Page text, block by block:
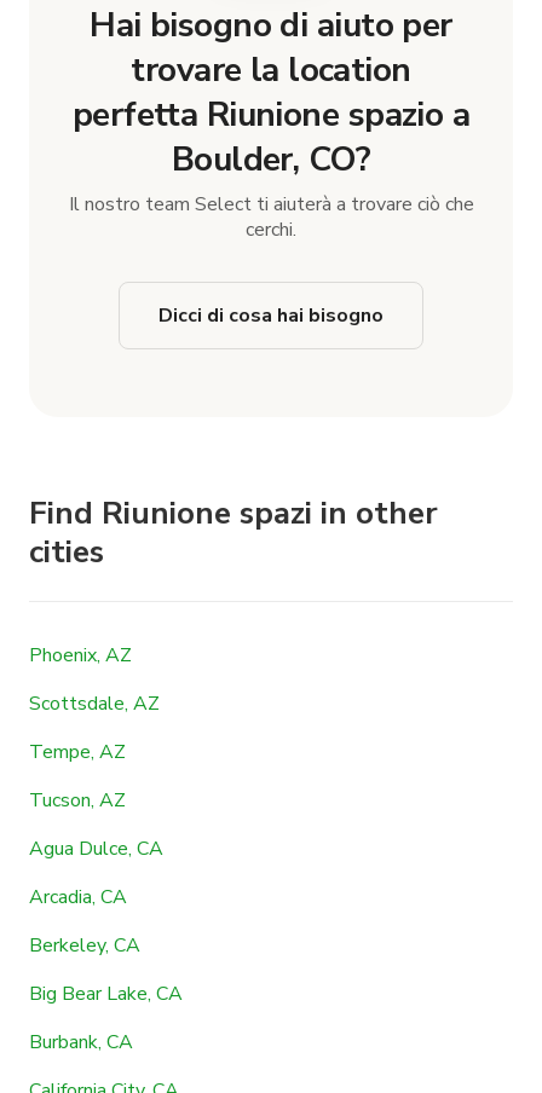
Hai bisogno di aiuto per
trovare la location
perfetta Riunione spazio a
Boulder, CO?
Il nostro team Select ti aiuterà a trovare ciò che
cerchi.
Dicci di cosa hai bisogno
Find Riunione spazi in other
cities
Phoenix, AZ
Scottsdale, AZ
Tempe, AZ
Tucson, AZ
Agua Dulce, CA
Arcadia, CA
Berkeley, CA
Big Bear Lake, CA
Burbank, CA